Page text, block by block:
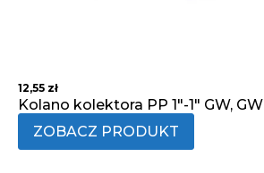
12,55 zł
Kolano kolektora PP 1"-1" GW, GW
ZOBACZ PRODUKT